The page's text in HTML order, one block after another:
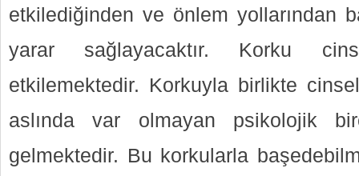
etkilediğinden ve önlem yollarından
yarar sağlayacaktır. Korku
etkilemektedir. Korkuyla birlikte
aslında var olmayan psikolojik
gelmektedir. Bu korkularla